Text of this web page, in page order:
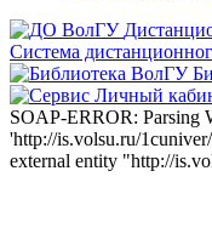
Система
SOAP-ERROR: Parsing
'http://is.volsu.ru/
external entity "http://